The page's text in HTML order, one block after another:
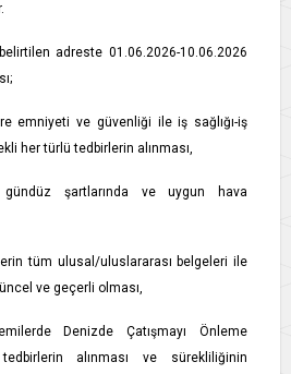
adreste 01.06.2026-10.06.2026
emniyeti ve güvenliği ile iş sağlığı-iş
her türlü tedbirlerin alınması,
şartlarında ve uygun hava
tüm ulusal/uluslararası belgeleri ile
ve geçerli olması,
Denizde Çatışmayı Önleme
alınması ve sürekliliğinin